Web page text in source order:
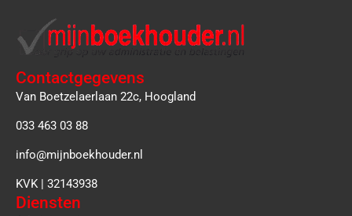
Contactgegevens
Van Boetzelaerlaan 22c, Hoogland
033 463 03 88
info@mijnboekhouder.nl
KVK | 32143938
Diensten